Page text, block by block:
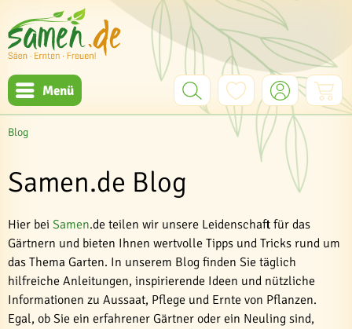
Menü
Blog
Samen.de Blog
Hier bei Samen.de teilen wir unsere Leidenschaft für das
Gärtnern und bieten Ihnen wertvolle Tipps und Tricks rund um
das Thema Garten. In unserem Blog finden Sie täglich
hilfreiche Anleitungen, inspirierende Ideen und nützliche
Informationen zu Aussaat, Pflege und Ernte von Pflanzen.
Egal, ob Sie ein erfahrener Gärtner oder ein Neuling sind,